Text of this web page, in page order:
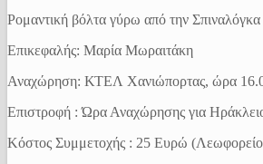
Ρομαντική βόλτα γύρω από την Σπιναλόγκα
Επικεφαλής: Μαρία Μωραιτάκη
Αναχώρηση: ΚΤΕΛ Χανιώπορτας, ώρα
Επιστροφή : Ώρα Αναχώρησης για
Κόστος Συμμετοχής : 25 Ευρώ